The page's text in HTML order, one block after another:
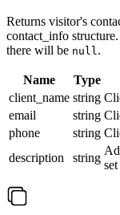
Returns visitor's
contact_info
there will be null.
Name Type
client_name string
email
string
phone
string
description
string